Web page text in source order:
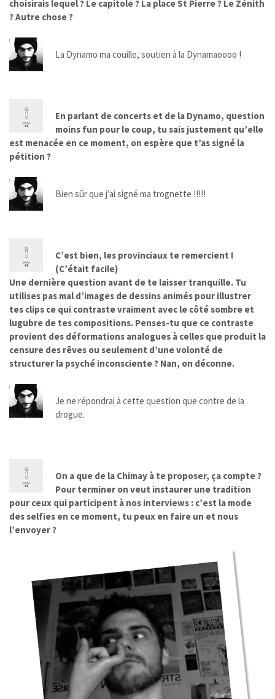
choisirais lequel ? Le capitole ? La place St Pierre ? Le Zénith
? Autre chose ?
La Dynamo ma couille, soutien à la Dynamaoooo !
En parlant de concerts et de la Dynamo, question
moins fun pour le coup, tu sais justement qu’elle
est menacée en ce moment, on espère que t’as signé la
pétition ?
Bien sûr que j’ai signé ma trognette !!!!!
C’est bien, les provinciaux te remercient !
(C’était facile)
Une dernière question avant de te laisser tranquille. Tu
utilises pas mal d’images de dessins animés pour illustrer
tes clips ce qui contraste vraiment avec le côté sombre et
lugubre de tes compositions. Penses-tu que ce contraste
provient des déformations analogues à celles que produit la
censure des rêves ou seulement d’une volonté de
structurer la psyché inconsciente ? Nan, on déconne.
Je ne répondrai à cette question que contre de la
drogue.
On a que de la Chimay à te proposer, ça compte ?
Pour terminer on veut instaurer une tradition
pour ceux qui participent à nos interviews : c’est la mode
des selfies en ce moment, tu peux en faire un et nous
l’envoyer ?